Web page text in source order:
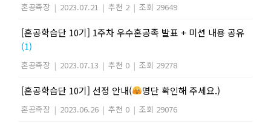
혼공족장 | 2023.07.21 | 추천 2 | 조회 29649
[혼공학습단 10기] 1주차 우수혼공족 발표 + 미션 내용 공유
(1)
혼공족장 | 2023.07.13 | 추천 0 | 조회 29278
[혼공학습단 10기] 선정 안내( 명단 확인해 주세요.)
혼공족장 | 2023.06.26 | 추천 0 | 조회 29076